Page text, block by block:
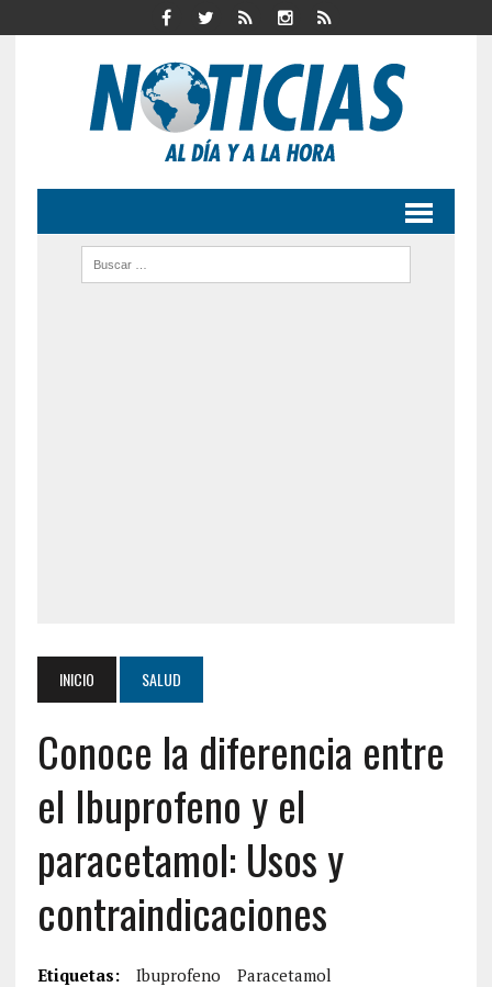
INICIO SALUD
Conoce la diferencia entre
el Ibuprofeno y el
paracetamol: Usos y
contraindicaciones
Etiquetas: Ibuprofeno Paracetamol